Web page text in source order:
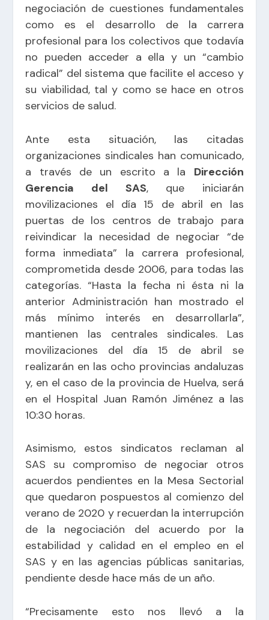
negociación de cuestiones fundamentales
como es el desarrollo de la carrera
profesional para los colectivos que todavía
no pueden acceder a ella y un “cambio
radical” del sistema que facilite el acceso y
su viabilidad, tal y como se hace en otros
servicios de salud.
Ante esta situación, las citadas
organizaciones sindicales han comunicado,
a través de un escrito a la Dirección
Gerencia del SAS, que iniciarán
movilizaciones el día 15 de abril en las
puertas de los centros de trabajo para
reivindicar la necesidad de negociar “de
forma inmediata” la carrera profesional,
comprometida desde 2006, para todas las
categorías. “Hasta la fecha ni ésta ni la
anterior Administración han mostrado el
más mínimo interés en desarrollarla”,
mantienen las centrales sindicales. Las
movilizaciones del día 15 de abril se
realizarán en las ocho provincias andaluzas
y, en el caso de la provincia de Huelva, será
en el Hospital Juan Ramón Jiménez a las
10:30 horas.
Asimismo, estos sindicatos reclaman al
SAS su compromiso de negociar otros
acuerdos pendientes en la Mesa Sectorial
que quedaron pospuestos al comienzo del
verano de 2020 y recuerdan la interrupción
de la negociación del acuerdo por la
estabilidad y calidad en el empleo en el
SAS y en las agencias públicas sanitarias,
pendiente desde hace más de un año.
“Precisamente esto nos llevó a la